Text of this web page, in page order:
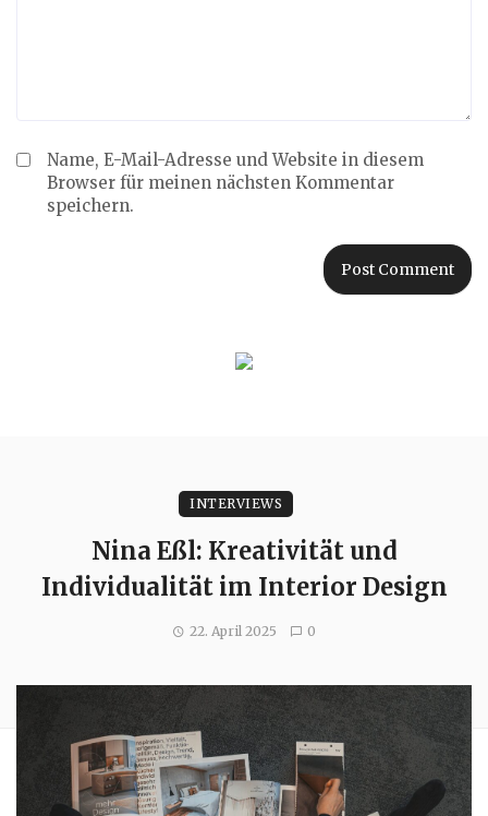
Name, E-Mail-Adresse und Website in diesem
Browser für meinen nächsten Kommentar
speichern.
INTERVIEWS
Nina Eßl: Kreativität und
Individualität im Interior Design
22. April 2025 0